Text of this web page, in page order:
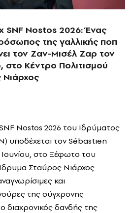
SNF Nostos 2026: Ένας
της γαλλικής ποπ
τον Ζαν-Μισέλ Ζαρ τον
στο Κέντρο Πολιτισμού
Nostos 2026 του Ιδρύματος
υποδέχεται τον Sébastien
στο Ξέφωτο του
Σταύρος Νιάρχος
και
της σύγχρονης
διαχρονικός δανδής της